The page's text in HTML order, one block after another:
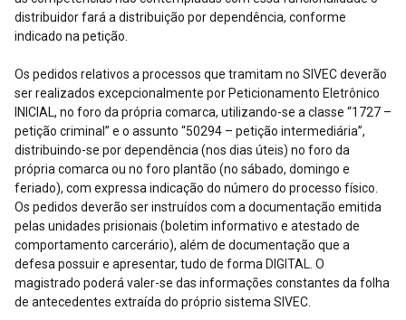
distribuidor fará a distribuição por dependência, conforme
indicado na petição.
Os pedidos relativos a processos que tramitam no SIVEC deverão
ser realizados excepcionalmente por Peticionamento Eletrônico
INICIAL, no foro da própria comarca, utilizando-se a classe “1727 –
petição criminal” e o assunto “50294 – petição intermediária”,
distribuindo-se por dependência (nos dias úteis) no foro da
própria comarca ou no foro plantão (no sábado, domingo e
feriado), com expressa indicação do número do processo físico.
Os pedidos deverão ser instruídos com a documentação emitida
pelas unidades prisionais (boletim informativo e atestado de
comportamento carcerário), além de documentação que a
defesa possuir e apresentar, tudo de forma DIGITAL. O
magistrado poderá valer-se das informações constantes da folha
de antecedentes extraída do próprio sistema SIVEC.